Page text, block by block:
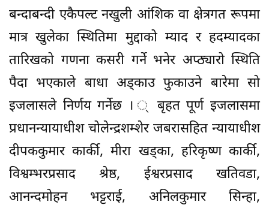
बन्दाबन्दी एकैपल्ट नखुली आंशिक वा क्षेत्रगत रूपमा
मात्र खुलेका स्थितिमा मुद्दाको म्याद र हदम्यादका
तारिखको गणना कसरी गर्ने भनेर अप्ठ्यारो स्थिति
पैदा भएकाले बाधा अड्काउ फुकाउने बारेमा सो
इजलासले निर्णय गर्नेछ । ् बृहत पूर्ण इजलासमा
प्रधानन्यायाधीश चोलेन्द्रशम्शेर जबरासहित न्यायाधीश
दीपककुमार कार्की, मीरा खड्का, हरिकृष्ण कार्की,
विश्वम्भरप्रसाद श्रेष्ठ, ईश्वरप्रसाद खतिवडा,
आनन्दमोहन भट्टराई, अनिलकुमार सिन्हा,